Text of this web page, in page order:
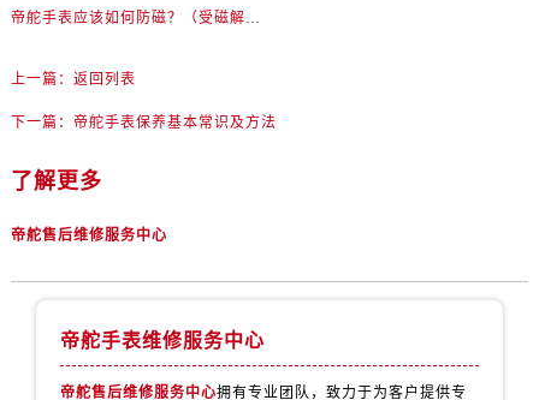
上一篇： 返回列表
下一篇： 帝舵手表保养基本常识及方法
了解更多
帝舵售后维修服务中心
帝舵手表维修服务中心
帝舵售后维修服务中心拥有专业团队，致力于为客户提供专